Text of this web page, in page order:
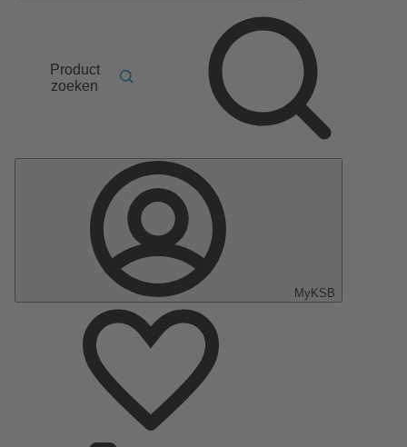
Product
zoeken
MyKSB